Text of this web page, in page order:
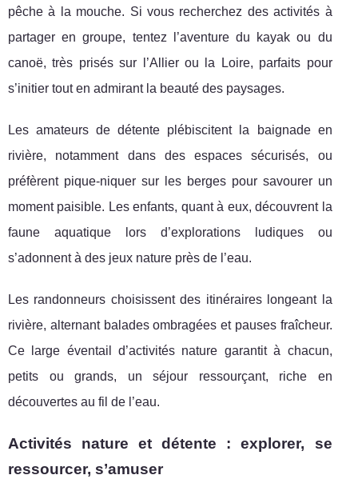
pêche à la mouche. Si vous recherchez des activités à
partager en groupe, tentez l’aventure du kayak ou du
canoë, très prisés sur l’Allier ou la Loire, parfaits pour
s’initier tout en admirant la beauté des paysages.
Les amateurs de détente plébiscitent la baignade en
rivière, notamment dans des espaces sécurisés, ou
préfèrent pique-niquer sur les berges pour savourer un
moment paisible. Les enfants, quant à eux, découvrent la
faune aquatique lors d’explorations ludiques ou
s’adonnent à des jeux nature près de l’eau.
Les randonneurs choisissent des itinéraires longeant la
rivière, alternant balades ombragées et pauses fraîcheur.
Ce large éventail d’activités nature garantit à chacun,
petits ou grands, un séjour ressourçant, riche en
découvertes au fil de l’eau.
Activités nature et détente : explorer, se
ressourcer, s’amuser